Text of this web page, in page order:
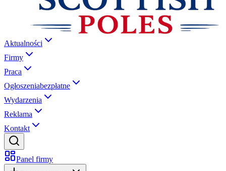
Aktualności
Firmy
Praca
Ogłoszeniabezpłatne
Wydarzenia
Reklama
Kontakt
Panel firmy